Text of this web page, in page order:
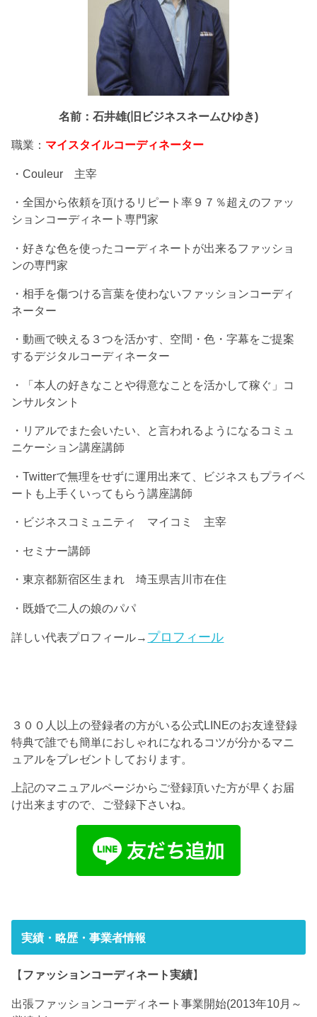
名前：石井雄(旧ビジネスネームひゆき)
職業： マイスタイルコーディネーター
・Couleur 主宰
・全国から依頼を頂けるリピート率９７％超えのファッ
ションコーディネート専門家
・好きな色を使ったコーディネートが出来るファッショ
ンの専門家
・相手を傷つける言葉を使わないファッションコーディ
ネーター
・動画で映える３つを活かす、空間・色・字幕をご提案
するデジタルコーディネーター
・「本人の好きなことや得意なことを活かして稼ぐ」コ
ンサルタント
・リアルでまた会いたい、と言われるようになるコミュ
ニケーション講座講師
・Twitterで無理をせずに運用出来て、ビジネスもプライベ
ートも上手くいってもらう講座講師
・ビジネスコミュニティ マイコミ 主宰
・セミナー講師
・東京都新宿区生まれ 埼玉県吉川市在住
・既婚で二人の娘のパパ
詳しい代表プロフィール→ プロフィール
３００人以上の登録者の方がいる公式LINEのお友達登録
特典で誰でも簡単におしゃれになれるコツが分かるマニ
ュアルをプレゼントしております。
上記のマニュアルページからご登録頂いた方が早くお届
け出来ますので、ご登録下さいね。
実績・略歴・事業者情報
【 ファッションコーディネート実績】
出張ファッションコーディネート事業開始(2013年10月～